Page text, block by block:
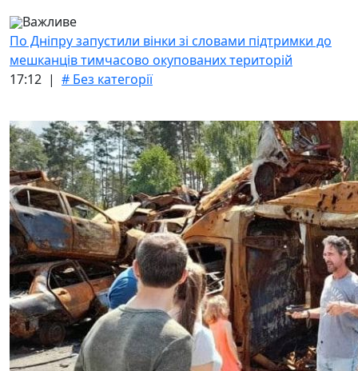
Важливе
По Дніпру запустили вінки зі словами підтримки до
мешканців тимчасово окупованих територій
17:12 | # Без категорії